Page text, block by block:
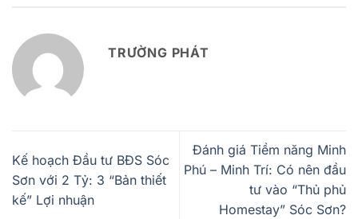
TRƯỜNG PHÁT
Kế hoạch Đầu tư BĐS Sóc
Sơn với 2 Tỷ: 3 “Bản thiết
kế” Lợi nhuận
Đánh giá Tiềm năng Minh
Phú – Minh Trí: Có nên đầu
tư vào “Thủ phủ
Homestay” Sóc Sơn?